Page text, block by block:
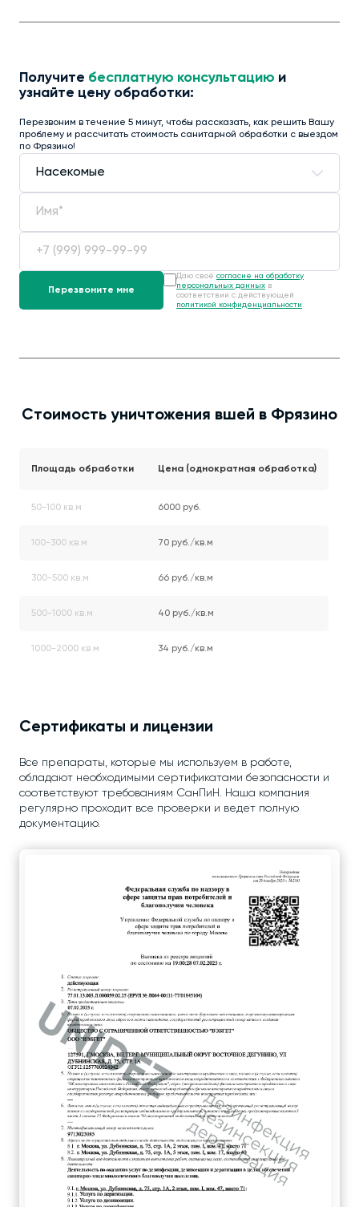
Получите бесплатную консультацию и
узнайте цену обработки:
Перезвоним в течение 5 минут, чтобы рассказать, как решить Вашу
проблему и рассчитать стоимость санитарной обработки с выездом
по Фрязино!
Даю своё согласие на обработку
персональных данных в
соответствии с действующей
политикой конфиденциальности .
Стоимость уничтожения вшей в Фрязино
Площадь обработки Цена (однократная обработка)
50-100 кв.м 6000 руб.
100-300 кв.м 70 руб./кв.м
300-500 кв.м 66 руб./кв.м
500-1000 кв.м 40 руб./кв.м
1000-2000 кв.м 34 руб./кв.м
Сертификаты и лицензии
Все препараты, которые мы используем в работе,
обладают необходимыми сертификатами безопасности и
соответствуют требованиям СанПиН. Наша компания
регулярно проходит все проверки и ведет полную
документацию.